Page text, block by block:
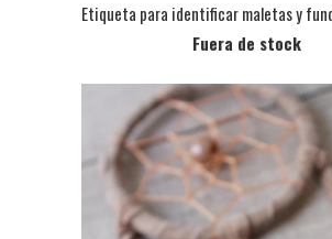
Etiqueta para identificar maletas y
Fuera de stock